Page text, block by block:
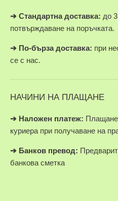
➔ Стандартна доставка: до
потвърждаване на поръчката.
➔ По-бърза доставка: при
се с нас.
НАЧИНИ НА ПЛАЩАНЕ
➔ Наложен платеж: Плащане
куриера при получаване на
➔ Банков превод:
банкова сметка